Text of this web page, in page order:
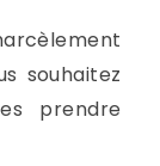
souhaitez
prendre